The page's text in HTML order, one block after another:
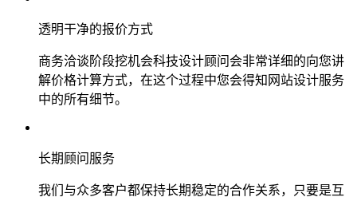
透明干净的报价方式
商务洽谈阶段挖机会科技设计顾问会非常详细的向您讲
解价格计算方式，在这个过程中您会得知网站设计服务
中的所有细节。
长期顾问服务
我们与众多客户都保持长期稳定的合作关系，只要是互